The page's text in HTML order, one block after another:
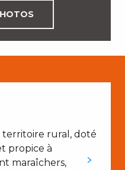
territoire rural, doté
propice à
maraîchers,